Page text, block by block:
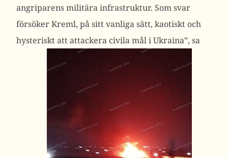
angriparens militära infrastruktur. Som svar
försöker Kreml, på sitt vanliga sätt, kaotiskt och
hysteriskt att attackera civila mål i Ukraina”, sa